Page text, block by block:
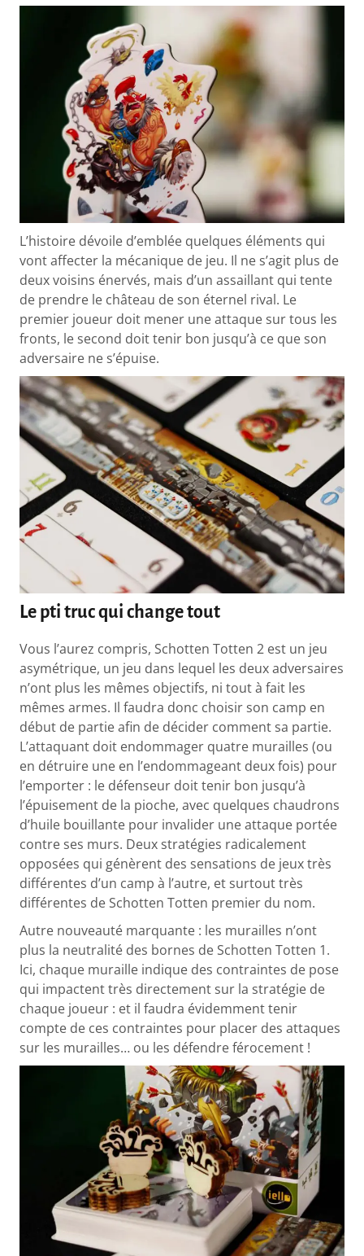
L’histoire dévoile d’emblée quelques éléments qui
vont affecter la mécanique de jeu. Il ne s’agit plus de
deux voisins énervés, mais d’un assaillant qui tente
de prendre le château de son éternel rival. Le
premier joueur doit mener une attaque sur tous les
fronts, le second doit tenir bon jusqu’à ce que son
adversaire ne s’épuise.
Le pti truc qui change tout
Vous l’aurez compris, Schotten Totten 2 est un jeu
asymétrique, un jeu dans lequel les deux adversaires
n’ont plus les mêmes objectifs, ni tout à fait les
mêmes armes. Il faudra donc choisir son camp en
début de partie afin de décider comment sa partie.
L’attaquant doit endommager quatre murailles (ou
en détruire une en l’endommageant deux fois) pour
l’emporter : le défenseur doit tenir bon jusqu’à
l’épuisement de la pioche, avec quelques chaudrons
d’huile bouillante pour invalider une attaque portée
contre ses murs. Deux stratégies radicalement
opposées qui génèrent des sensations de jeux très
différentes d’un camp à l’autre, et surtout très
différentes de Schotten Totten premier du nom.
Autre nouveauté marquante : les murailles n’ont
plus la neutralité des bornes de Schotten Totten 1.
Ici, chaque muraille indique des contraintes de pose
qui impactent très directement sur la stratégie de
chaque joueur : et il faudra évidemment tenir
compte de ces contraintes pour placer des attaques
sur les murailles… ou les défendre férocement !